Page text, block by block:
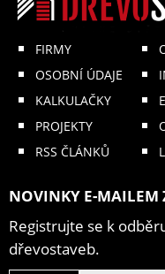
FIRMY
OSOBNÍ ÚDAJE
KALKULAČKY
PROJEKTY
RSS ČLÁNKŮ
NOVINKY E-MAILEM
Registrujte se k
dřevostaveb.